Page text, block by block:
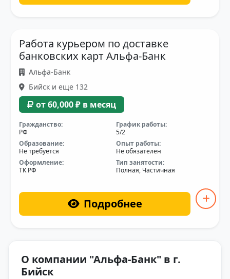
Работа курьером по доставке
банковских карт Альфа-Банк
Альфа-Банк
Бийск и еще 132
от 60,000 ₽ в месяц
Гражданство:
РФ
График работы:
5/2
Образование:
Не требуется
Опыт работы:
Не обязателен
Оформление:
ТК РФ
Тип занятости:
Полная, Частичная
Подробнее
О компании "Альфа-Банк" в г.
Бийск